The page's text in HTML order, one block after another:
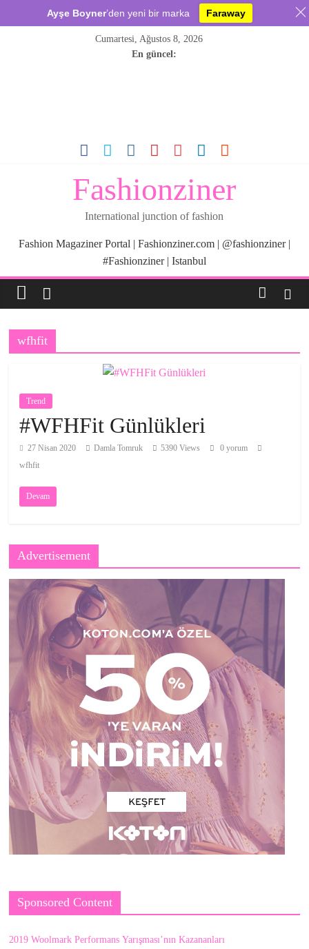
Cumartesi, Ağustos 8, 2026
En güncel:
Fashionziner
International junction of fashion
Fashion Magaziner Portal | Fashionziner.com | @fashionziner |
#Fashionziner | Istanbul
wfhfit
Trend
#WFHFit Günlükleri
27 Nisan 2020 Damla Tomruk 5390 Views
0 yorum
wfhfit
Devam
Advertisement
Sponsored Content
2019 Woolmark Performans Yarışması’nın Kazananları
Ayşe Boyner’den yeni bir marka Faraway